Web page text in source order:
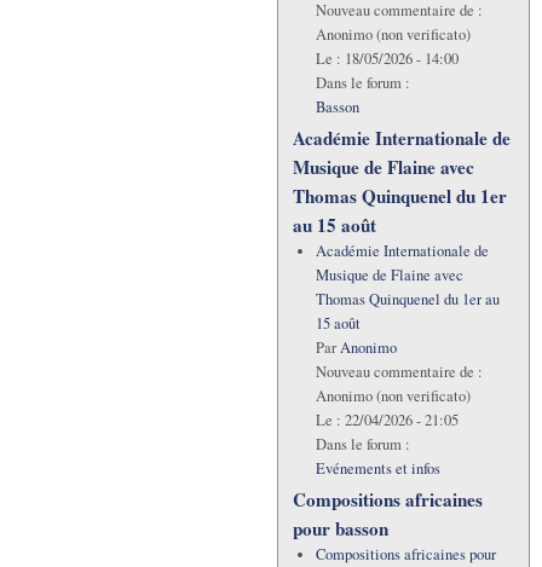
Nouveau commentaire de :
Anonimo (non verificato)
Le : 18/05/2026 - 14:00
Dans le forum :
Basson
Académie Internationale de
Musique de Flaine avec
Thomas Quinquenel du 1er
au 15 août
Académie Internationale de
Musique de Flaine avec
Thomas Quinquenel du 1er au
15 août
ParAnonimo
Nouveau commentaire de :
Anonimo (non verificato)
Le : 22/04/2026 - 21:05
Dans le forum :
Evénements et infos
Compositions africaines
pour basson
Compositions africaines pour